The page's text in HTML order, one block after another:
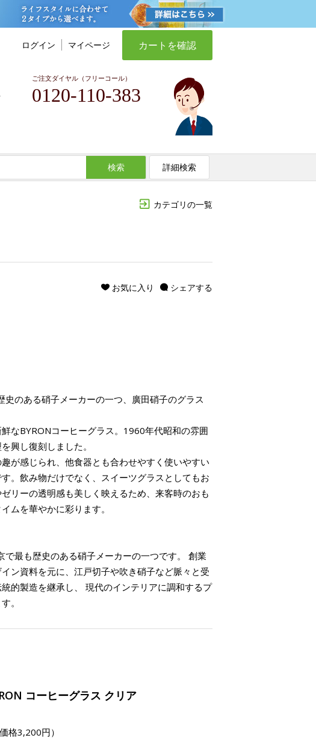
ログイン マイページ カートを確認
ご注文ダイヤル（フリーコール）
0120-110-383
検索 詳細検索
カテゴリの一覧
シェアする
お気に入り
のある硝子メーカーの一つ、廣田硝子のグラス
なBYRONコーヒーグラス。1960年代昭和の雰囲
興し復刻しました。
が感じられ、他食器とも合わせやすく使いやすい
。飲み物だけでなく、スイーツグラスとしてもお
リーの透明感も美しく映えるため、来客時のおも
ムを華やかに彩ります。
最も歴史のある硝子メーカーの一つです。 創業
ン資料を元に、江戸切子や吹き硝子など脈々と受
的製造を継承し、 現代のインテリアに調和するプ
。
コーヒーグラス クリア
格3,200円）